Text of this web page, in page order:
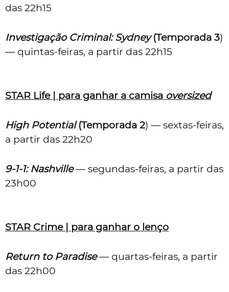
das 22h15
Investigação Criminal: Sydney(Temporada 3)
— quintas-feiras, a partir das 22h15
STAR Life | para ganhar a camisa oversized
High Potential (Temporada 2) — sextas-feiras,
a partir das 22h20
9-1-1: Nashville— segundas-feiras, a partir das
23h00
STAR Crime | para ganhar o lenço
Return to Paradise— quartas-feiras, a partir
das 22h00